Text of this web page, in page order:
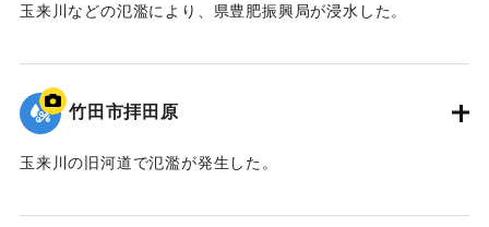
玉来川などの氾濫により、県豊肥振興局が浸水した。
｜固有コード:09922054
竹田市拝田原
玉来川の旧河道で氾濫が発生した。
｜固有コード:09922053